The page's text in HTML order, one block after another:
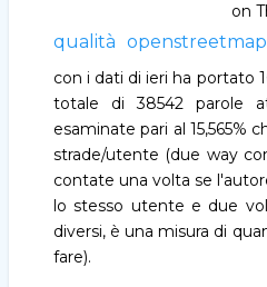
on
qualità openstreetmap
con i dati di ieri ha portato
totale di 38542 parole
esaminate pari al 15,565%
strade/utente (due way
contate una volta se
lo stesso utente e due
diversi, è una misura di
fare).